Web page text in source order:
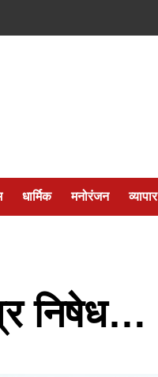
धार्मिक मनोरंजन व्यापार
निषेध…